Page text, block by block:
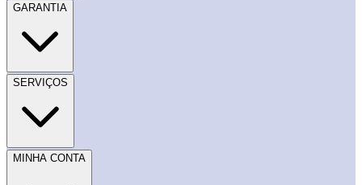
GARANTIA
SERVIÇOS
MINHA CONTA